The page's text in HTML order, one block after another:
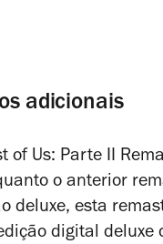
adicionais
of Us: Parte II
o anterior
deluxe, esta
digital deluxe